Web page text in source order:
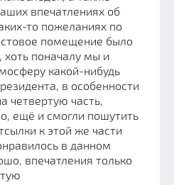
впечатлениях об
то пожеланиях по
помещение было
поначалу мы и
какой-нибудь
в особенности
четвертую часть,
ещё и смогли пошутить
к этой же части
в данном
впечатления только